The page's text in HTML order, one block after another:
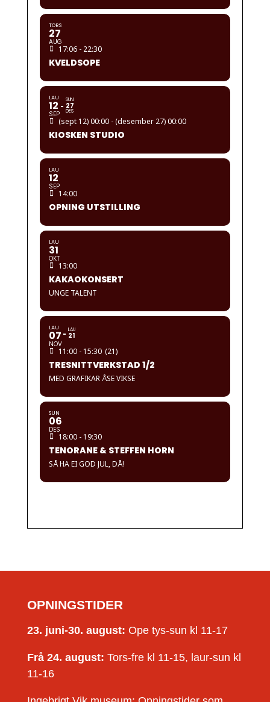
TORS
27
AUG
17:06 - 22:30
KVELDSOPE
LAU
12
SEP
SUN
27
DES
(sept 12) 00:00 - (desember 27) 00:00
KIOSKEN STUDIO
LAU
12
SEP
14:00
OPNING UTSTILLING
LAU
31
OKT
13:00
KAKAOKONSERT
UNGE TALENT
LAU
07
NOV
LAU
21
11:00 - 15:30 (21)
TRESNITTVERKSTAD 1/2
MED GRAFIKAR ÅSE VIKSE
SUN
06
DES
18:00 - 19:30
TENORANE & STEFFEN HORN
SÅ HA EI GOD JUL, DÅ!
OPNINGSTIDER
23. juni-30. august: Ope tys-sun kl 11-17
Frå 24. august: Tors-fre kl 11-15, laur-sun kl
11-16